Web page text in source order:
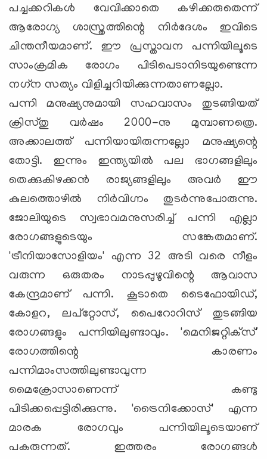
പച്ചക്കറികള്‍ വേവിക്കാതെ കഴിക്കരുതെന്ന്
ആരോഗ്യ ശാസ്ത്രത്തിന്റെ നിര്‍ദേശം ഇവിടെ
ചിന്തനീയമാണ്. ഈ പ്രസ്താവന പന്നിയിലൂടെ
സാംക്രമിക രോഗം പിടിപെടാനിടയുണ്ടെന്ന
നഗ്‌ന സത്യം വിളിച്ചറിയിക്കുന്നതാണല്ലോ.
പന്നി മനുഷ്യനുമായി സഹവാസം തുടങ്ങിയത്
ക്രിസ്തു വര്‍ഷം 2000-നു മുമ്പാണത്രെ.
അക്കാലത്ത് പന്നിയായിരുന്നല്ലോ മനുഷ്യന്റെ
തോട്ടി. ഇന്നും ഇന്ത്യയില്‍ പല ഭാഗങ്ങളിലും
തെക്കുകിഴക്കന്‍ രാജ്യങ്ങളിലും അവര്‍ ഈ
കുലത്തൊഴില്‍ നിര്‍വിഗ്നം തുടര്‍ന്നുപോരുന്നു.
ജോലിയുടെ സ്വഭാവമനുസരിച്ച് പന്നി എല്ലാ
രോഗങ്ങളുടെയും സങ്കേതമാണ്.
'ട്രീനിയാസോളിയം' എന്ന 32 അടി വരെ നീളം
വരുന്ന ഒരുതരം നാടപ്പുഴുവിന്റെ ആവാസ
കേന്ദ്രമാണ് പന്നി. കൂടാതെ ടൈഫോയിഡ്,
കോളറ, ലപ്‌റ്റോസ്, പൈറോറിസ് തുടങ്ങിയ
രോഗങ്ങളും പന്നിയിലുണ്ടാവും. 'മെനിജറ്റിക്‌സ്'
രോഗത്തിന്റെ കാരണം
പന്നിമാംസത്തിലുണ്ടാവുന്ന
മൈക്രോസാണെന്ന് കണ്ടു
പിടിക്കപ്പെട്ടിരിക്കുന്നു. 'ട്രൈനിക്കോസ്' എന്ന
മാരക രോഗവും പന്നിയിലൂടെയാണ്
പകരുന്നത്. ഇത്തരം രോഗങ്ങള്‍